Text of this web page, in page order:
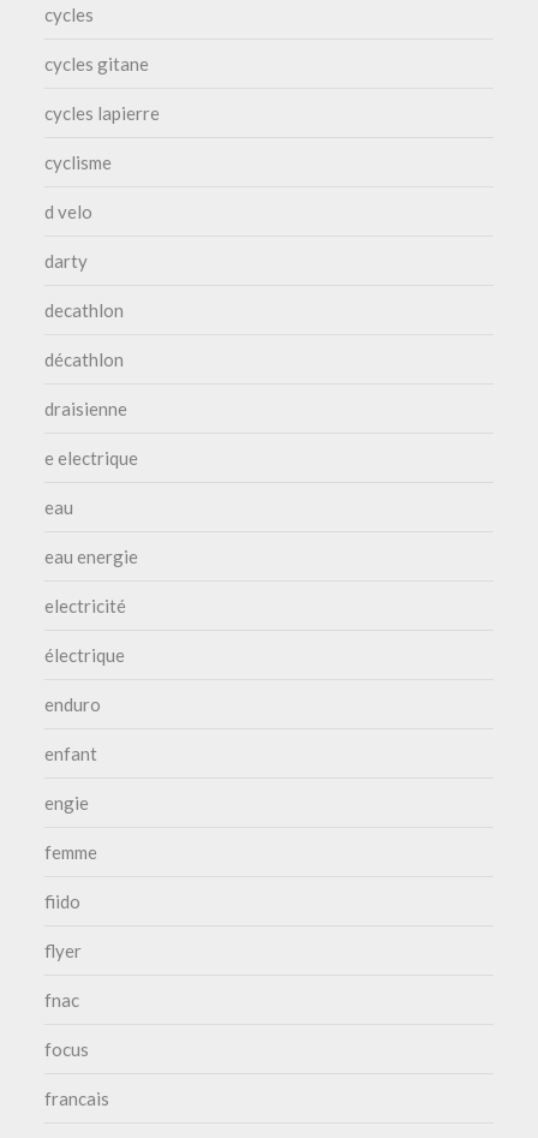
cycles
cycles gitane
cycles lapierre
cyclisme
d velo
darty
decathlon
décathlon
draisienne
e electrique
eau
eau energie
electricité
électrique
enduro
enfant
engie
femme
fiido
flyer
fnac
focus
francais